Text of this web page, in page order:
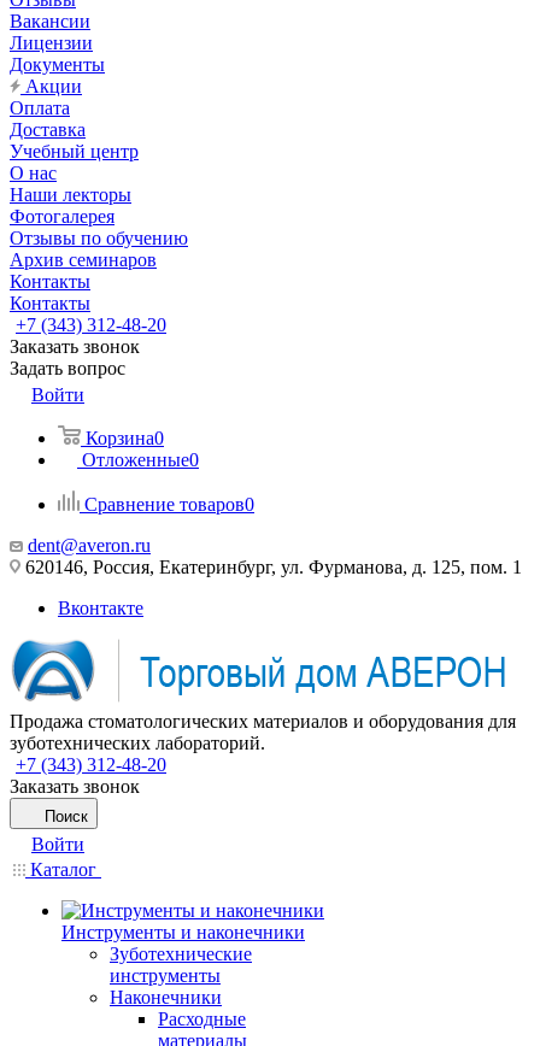
Вакансии
Лицензии
Документы
Акции
Оплата
Доставка
Учебный центр
О нас
Наши лекторы
Фотогалерея
Отзывы по обучению
Архив семинаров
Контакты
Контакты
+7 (343) 312-48-20
Заказать звонок
Задать вопрос
Войти
Корзина0
Отложенные0
Сравнение товаров0
dent@averon.ru
620146, Россия, Екатеринбург, ул. Фурманова, д. 125, пом. 1
Вконтакте
Продажа стоматологических материалов и оборудования для
зуботехнических лабораторий.
+7 (343) 312-48-20
Заказать звонок
Поиск
Войти
Каталог
Инструменты и наконечники
Зуботехнические
инструменты
Наконечники
Расходные
материалы